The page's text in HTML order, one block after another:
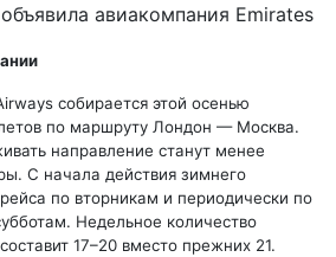
авиакомпания Emirates
собирается этой осенью
по маршруту Лондон — Москва.
направление станут менее
С начала действия зимнего
по вторникам и периодически по
Недельное количество
17–20 вместо прежних 21.